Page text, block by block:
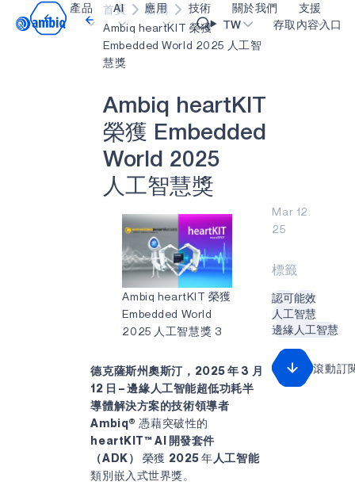
產品 AI 應用
工業邊緣
智能遙控器
智慧家庭和建築
智慧卡
可穿戴設備
遊戲
耳戴式裝置
技術
graphiqSPOT
neuralSPOT
secureSPOT
SPOT
turboSPOT
關於我們
職業
讓我們共同建設未來
訊息
合作成功亮點
為什麼選擇 Ambiq
什麼是邊緣 AI？
支援
影像資料庫
常見問題
TW 存取內容入口
首頁
新聞
Ambiq heartKIT 榮獲
Embedded World 2025 人工智
慧獎
Am biq heart K
榮獲 Em bed d ed
Wor d 2025
人工智慧獎
Ambiq heartKIT 榮獲
Embedded World
2025 人工智慧獎 3
德克薩斯州奧斯汀，2025 年 3 月
12 日 – 邊緣人工智能超低功耗半
導體解決方案的技術領導者
Ambiq® 憑藉突破性的
heartKIT™ AI 開發套件
（ADK）
榮獲 2025年 人工智能
類別嵌入式世界獎。
Mar 12.
25
標籤
認可能效
人工智慧
邊緣人工智慧
滾動訂
Video title